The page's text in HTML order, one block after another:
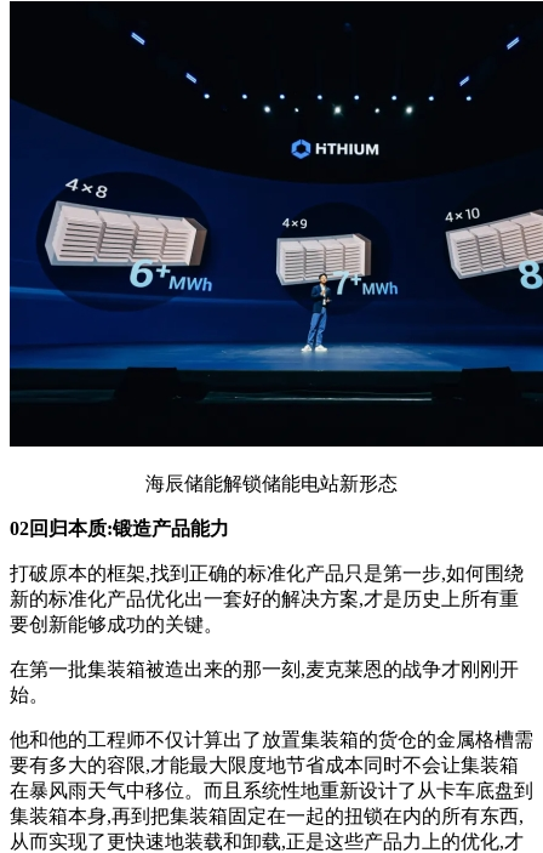
海辰储能解锁储能电站新形态
02回归本质:锻造产品能力
打破原本的框架,找到正确的标准化产品只是第一步,如何围绕
新的标准化产品优化出一套好的解决方案,才是历史上所有重
要创新能够成功的关键。
在第一批集装箱被造出来的那一刻,麦克莱恩的战争才刚刚开
始。
他和他的工程师不仅计算出了放置集装箱的货仓的金属格槽需
要有多大的容限,才能最大限度地节省成本同时不会让集装箱
在暴风雨天气中移位。而且系统性地重新设计了从卡车底盘到
集装箱本身,再到把集装箱固定在一起的扭锁在内的所有东西,
从而实现了更快速地装载和卸载,正是这些产品力上的优化,才